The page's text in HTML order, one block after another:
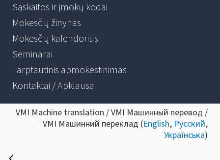
Sąskaitos ir įmokų kodai
Mokesčių žinynas
Mokesčių kalendorius
Seminarai
Tarptautinis apmokestinimas
Kontaktai / Apklausa
VMI Machine translation / VMI Машинный перевод /
VMI Машинний переклад (English, Русский,
Українська)